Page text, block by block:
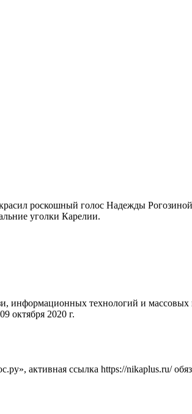
роскошный голос Надежды
уголки Карелии.
информационных технологий и
октября 2020 г.
активная ссылка https://nikaplus.ru/